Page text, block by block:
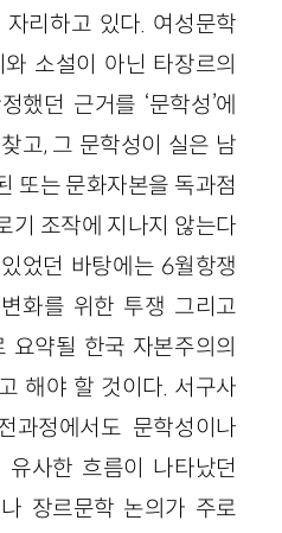
리하고 있다. 여성문학
소설이 아닌 타장르의
했던 근거를 ‘문학성’에
고, 그 문학성이 실은 남
또는 문화자본을 독과점
기 조작에 지나지 않는다
었던 바탕에는 6월항쟁
화를 위한 투쟁 그리고
요약될 한국 자본주의의
해야 할 것이다. 서구사
과정에서도 문학성이나
사한 흐름이 나타났던
장르문학 논의가 주로